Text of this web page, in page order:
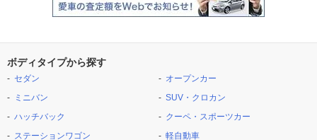
ボディタイプから探す
セダン
ミニバン
ハッチバック
ステーションワゴン
オープンカー
SUV・クロカン
クーペ・スポーツカー
軽自動車